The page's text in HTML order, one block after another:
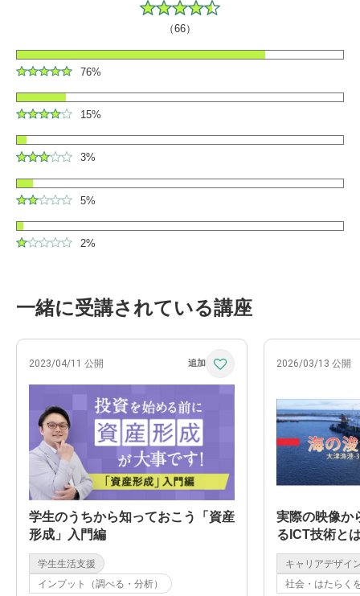
（66）
76%
15%
3%
5%
2%
一緒に受講されている講座
2023/04/11 公開
学生のうちから知っておこう「資産
形成」入門編
学生生活支援
インプット（調べる・分析）
2026/03/13 公開
実際の映像か
るICT技術と
キャリアデザイ
社会・はたらく